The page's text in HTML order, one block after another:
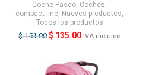
Coche Paseo, Coches,
compact line, Nuevos productos,
Todos los productos
$151.00 $ 135.00 IVA incluído